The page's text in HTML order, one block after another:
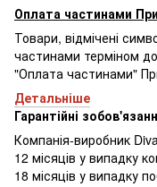
Оплата частинами
Товари, відмічені
частинами терміном
"Оплата частинами"
Детальніше
Гарантійні
Компанія-виробник
12 місяців у випадку
18 місяців у випадку